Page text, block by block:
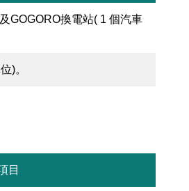
GOGORO換電站( 1 個汽車
)。
目